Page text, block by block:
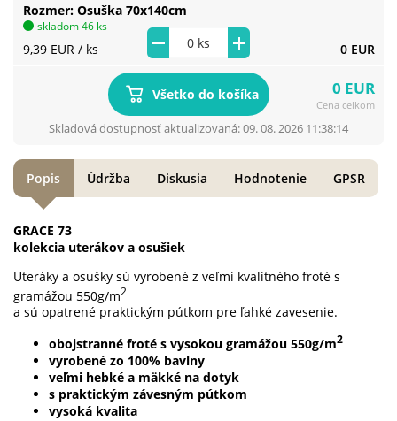
Rozmer Osuška 70x140cm
9,39 EUR / ks 0 EUR
skladom 46 ks
Všetko do košíka 0 EUR
Cena celkom
Skladová dostupnosť aktualizovaná: 09. 08. 2026 11:38:14
GRACE 73
kolekcia uterákov a osušiek
Uteráky a osušky sú vyrobené z veľmi kvalitného froté s
gramážou 550g/m2
a sú opatrené praktickým pútkom pre ľahké zavesenie.
obojstranné froté s vysokou gramážou 550g/m2
vyrobené zo 100% bavlny
veľmi hebké a mäkké na dotyk
s praktickým závesným pútkom
vysoká kvalita
Popis Údržba Diskusia Hodnotenie GPSR